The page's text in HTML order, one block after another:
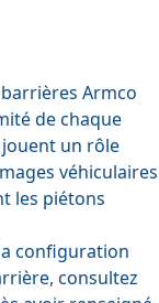
Armco
de chaque
un rôle
véhiculaires
les piétons
configuration
consultez